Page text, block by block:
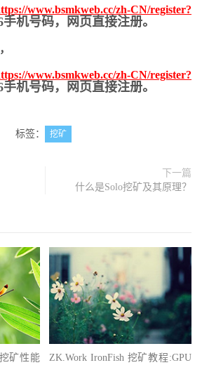
www.bsmkweb.cc/zh-CN/register?
手机号码，网页直接注册。
，
www.bsmkweb.cc/zh-CN/register?
手机号码，网页直接注册。
标签： 挖矿
下一篇
什么是Solo挖矿及其原理？
矿性能
ZK.Work IronFish 挖矿教程:GPU